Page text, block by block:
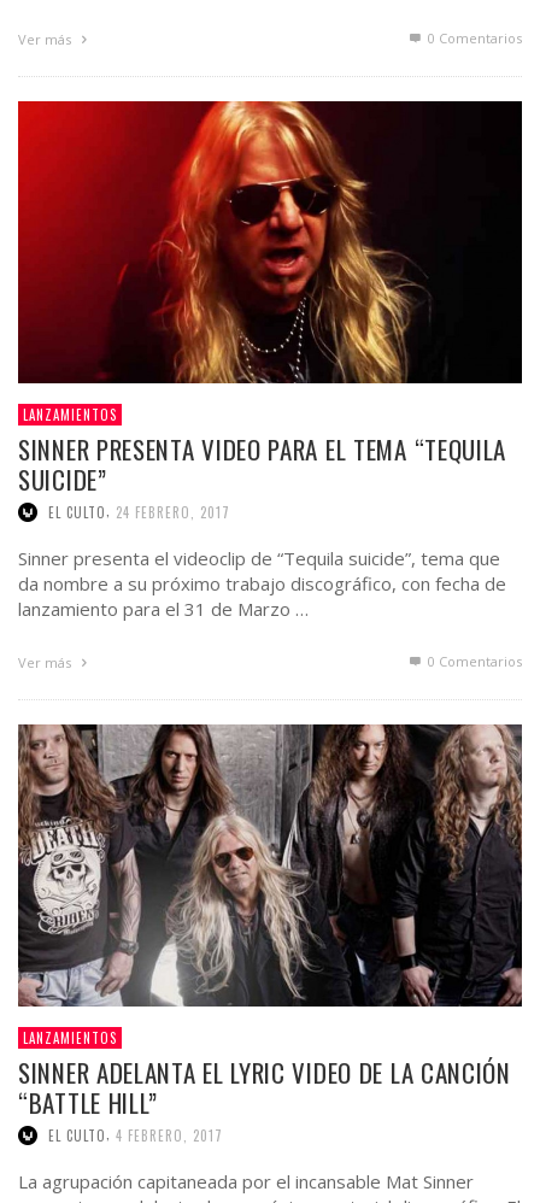
Ver más 0 Comentarios
LANZAMIENTOS
SINNER PRESENTA VIDEO PARA EL TEMA “TEQUILA
SUICIDE”
EL CULTO, 24 FEBRERO, 2017
Sinner presenta el videoclip de “Tequila suicide”, tema que
da nombre a su próximo trabajo discográfico, con fecha de
lanzamiento para el 31 de Marzo …
Ver más 0 Comentarios
LANZAMIENTOS
SINNER ADELANTA EL LYRIC VIDEO DE LA CANCIÓN
“BATTLE HILL”
EL CULTO, 4 FEBRERO, 2017
La agrupación capitaneada por el incansable Mat Sinner